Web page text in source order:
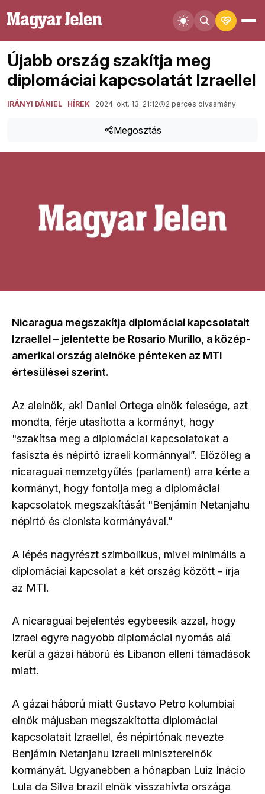
Újabb ország szakítja meg
diplomáciai kapcsolatát Izraellel
IRÁNYI DÁNIEL HÍREK 2024. okt. 13. 21:12 2 perces olvasmány
Megosztás
Nicaragua megszakítja diplomáciai kapcsolatait
Izraellel – jelentette be Rosario Murillo, a közép-
amerikai ország alelnöke pénteken az MTI
értesülései szerint.
Az alelnök, aki Daniel Ortega elnök felesége, azt
mondta, férje utasította a kormányt, hogy
"szakítsa meg a diplomáciai kapcsolatokat a
fasiszta és népirtó izraeli kormánnyal”. Előzőleg a
nicaraguai nemzetgyűlés (parlament) arra kérte a
kormányt, hogy fontolja meg a diplomáciai
kapcsolatok megszakítását "Benjámin Netanjahu
népirtó és cionista kormányával.”
A lépés nagyrészt szimbolikus, mivel minimális a
diplomáciai kapcsolat a két ország között - írja
az MTI.
A nicaraguai bejelentés egybeesik azzal, hogy
Izrael egyre nagyobb diplomáciai nyomás alá
kerül a gázai háború és Libanon elleni támadások
miatt.
A gázai háború miatt Gustavo Petro kolumbiai
elnök májusban megszakította diplomáciai
kapcsolatait Izraellel, és népirtónak nevezte
Benjámin Netanjahu izraeli miniszterelnök
kormányát. Ugyanebben a hónapban Luiz Inácio
Lula da Silva brazil elnök visszahívta országa